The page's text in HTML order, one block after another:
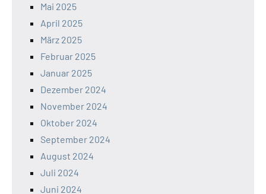
Mai 2025
April 2025
März 2025
Februar 2025
Januar 2025
Dezember 2024
November 2024
Oktober 2024
September 2024
August 2024
Juli 2024
Juni 2024